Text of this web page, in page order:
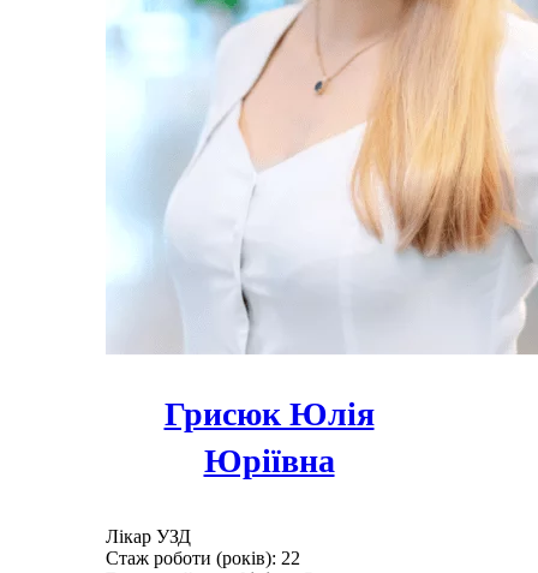
Грисюк Юлія
Юріївна
Лікар УЗД
Стаж роботи (років): 22